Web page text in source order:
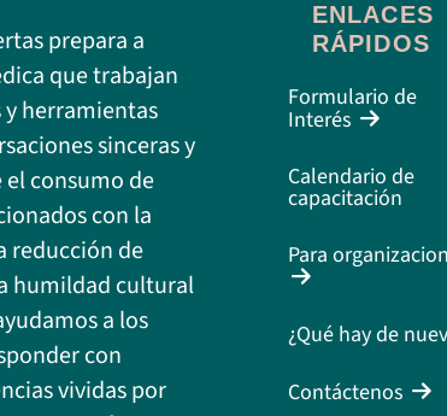
prepara a
que trabajan
y herramientas
sinceras y
el consumo de
con la
reducción de
humildad cultural
a los
con
vividas por
ENLACES
RÁPIDOS
Formulario de
Interés
Calendario de
capacitación
Para
¿Qué hay de
Contáctenos